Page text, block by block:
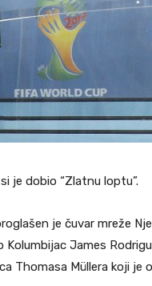
je dobio “Zlatnu loptu”.
je čuvar mreže
James
Thomasa Müllera koji je